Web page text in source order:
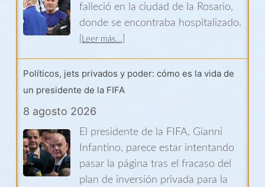
falleció en la ciudad de la Rosario,
donde se encontraba hospitalizado.
[Leer más...]
Políticos, jets privados y poder: cómo es la vida de
un presidente de la FIFA
8 agosto 2026
El presidente de la FIFA, Gianni
Infantino, parece estar intentando
pasar la página tras el fracaso del
plan de inversión privada para la